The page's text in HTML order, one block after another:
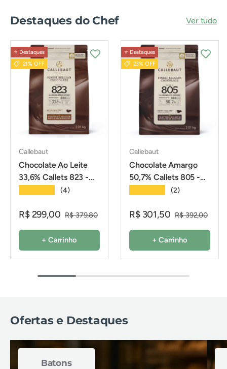
Destaques do Chef Ver tudo
⭐️ Destaques
21% OFF
Callebaut
Chocolate Ao Leite
33,6% Callets 823 -
2,01Kg - Callebaut
(4)
R$ 299,00 R$ 379,80
+ Carrinho
⭐️ Destaques
23% OFF
Callebaut
Chocolate Amargo
50,7% Callets 805 -
2,01Kg - Callebaut
(2)
R$ 301,50 R$ 392,00
+ Carrinho
Ofertas e Destaques
Batons